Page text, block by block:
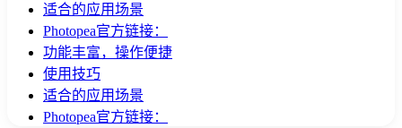
适合的应用场景
Photopea官方链接：
功能丰富，操作便捷
使用技巧
适合的应用场景
Photopea官方链接：